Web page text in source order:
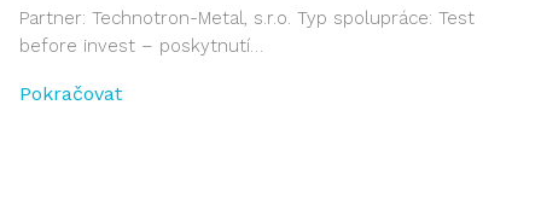
Partner: Technotron-Metal, s.r.o. Typ spolupráce: Test
before invest – poskytnutí…
Pokračovat